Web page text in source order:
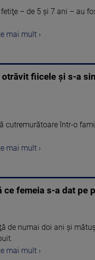
fetiţe – de 5 şi 7 ani – au
mai mult ›
fiicele și s-a
cutremurătoare într-o
mai mult ›
femeia s-a dat
de numai doi ani şi
mai mult ›